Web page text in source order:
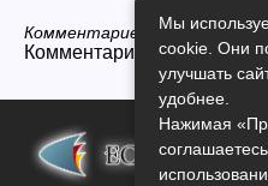
Комментариев нет, будьте
Комментарии закрыты.
Мы
cookie. Они
улучшать
удобнее.
Нажимая